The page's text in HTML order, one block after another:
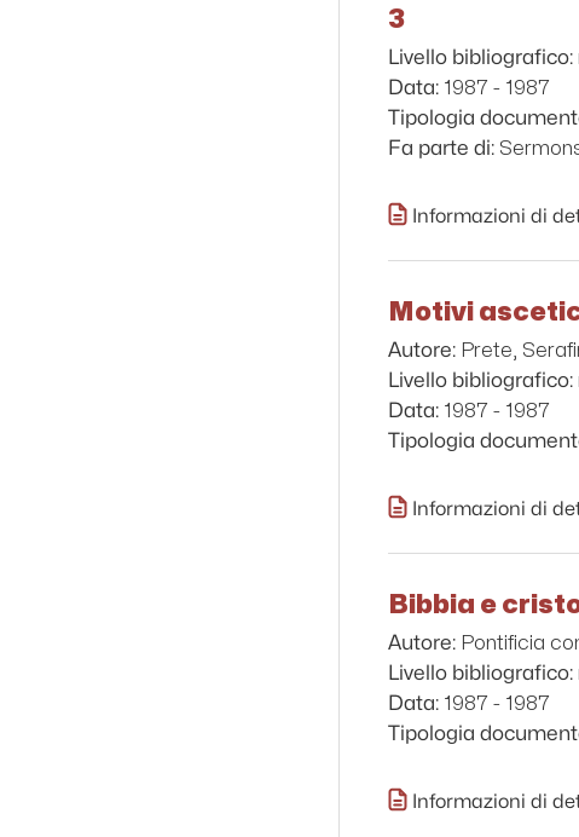
3
Livello bibliografico:
Data: 1987 - 1987
Tipologia
Fa parte di:
Informazioni di
Motivi
Autore: Prete,
Livello bibliografico:
Data: 1987 - 1987
Tipologia
Informazioni di
Bibbia e
Autore: Pontificia
Livello bibliografico:
Data: 1987 - 1987
Tipologia
Informazioni di